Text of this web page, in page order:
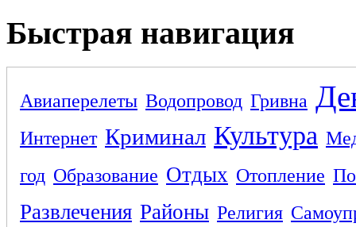
Быстрая навигация
Авиаперелеты Водопровод Гривна
Интернет Криминал Культура
год Образование Отдых Отопление
Развлечения Районы Религия